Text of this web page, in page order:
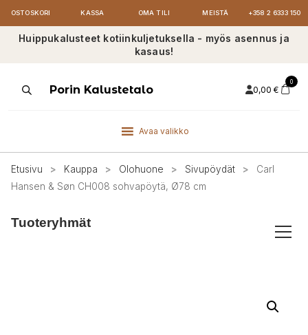
OSTOSKORI KASSA OMA TILI MEISTÄ +358 2 6333 150
Huippukalusteet kotiinkuljetuksella - myös asennus ja
kasaus!
ProductsPorin Kalustetalo 0,00 €
0
Avaa valikko
Etusivu > Kauppa > Olohuone > Sivupöydät >
Carl
Hansen & Søn CH008 sohvapöytä, Ø78 cm
Tuoteryhmät